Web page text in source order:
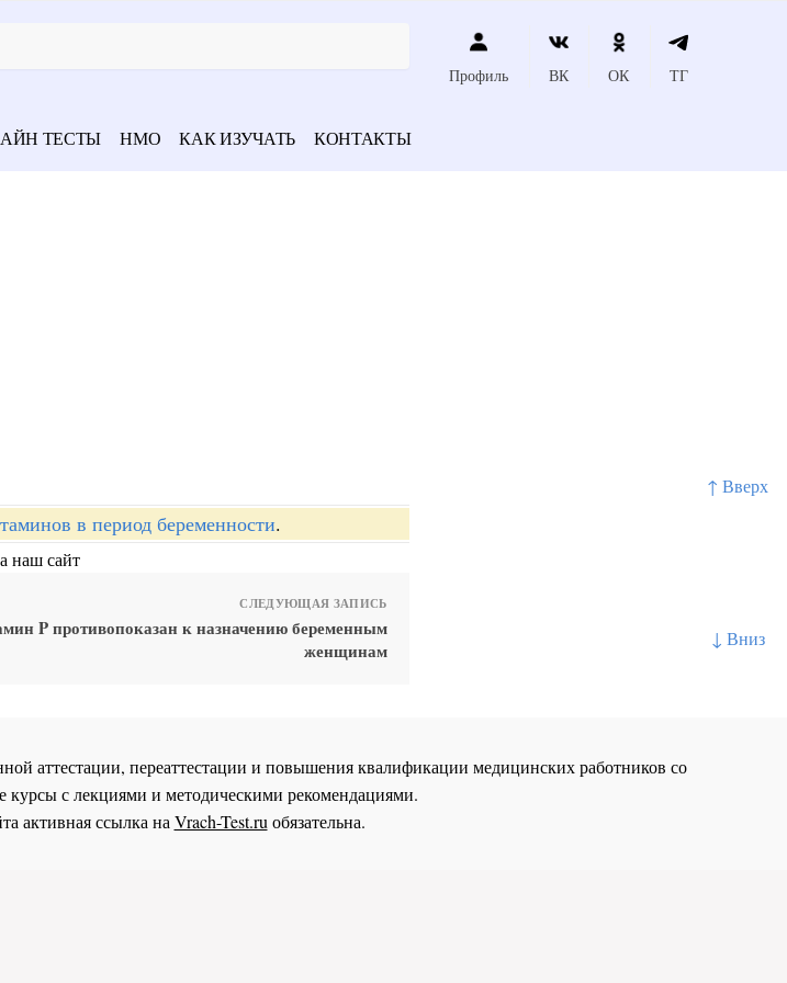
↑ Вверх
↓ Вниз
Профиль ВК ОК ТГ
ТЕСТЫ НМО КАК ИЗУЧАТЬ КОНТАКТЫ
в период беременности.
наш сайт
СЛЕДУЮЩАЯ ЗАПИСЬ
P противопоказан к назначению беременным
женщинам
аттестации, переаттестации и повышения квалификации медицинских работников со
с лекциями и методическими рекомендациями.
активная ссылка наVrach-Test.ruобязательна.